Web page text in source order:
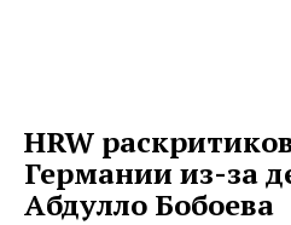
HRW
Германии из-за
Абдулло Бобоева